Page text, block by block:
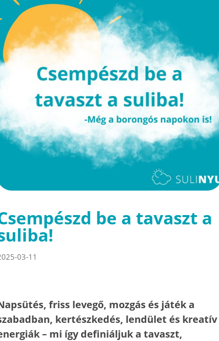
be a tavaszt a
03-11
friss levegő, mozgás és játék a
kertészkedés, lendület és kreatív
– mi így definiáljuk a tavaszt,